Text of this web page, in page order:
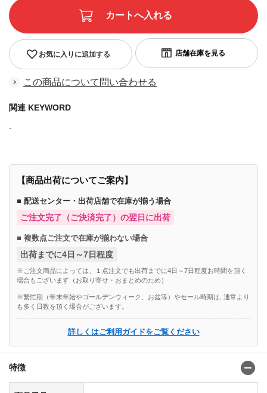
お気に入りに追加する
この商品について問い合わせる
関連 KEYWORD
-
【商品出荷についてご案内】
■ 配送センター・出荷店舗で在庫が揃う場合
ご注文完了（ご決済完了）の翌日に出荷
■ 複数点ご注文で在庫が揃わない場合
出荷までに4日～7日程度
※ご注文商品によっては、１点注文でも出荷までに4日～7日程度お時間を頂く
場合もございます（お取り寄せ・おまとめのため）
※繁忙期（年末年始やゴールデンウィーク、お盆等）やセール時期は, 通常より
も多く日数を頂く場合がございます。
詳しくはご利用ガイドをご覧ください
特徴